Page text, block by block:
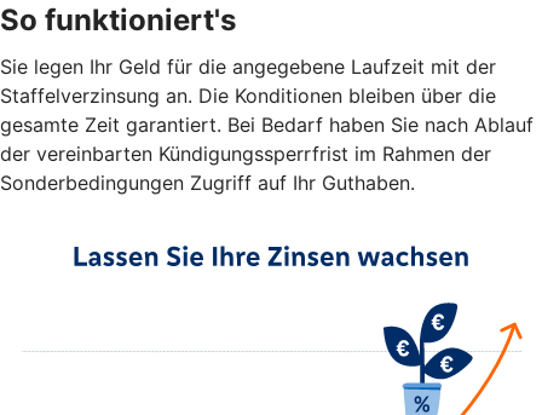
So funktioniert's
Sie legen Ihr Geld für die angegebene Laufzeit mit der
Staffelverzinsung an. Die Konditionen bleiben über die
gesamte Zeit garantiert. Bei Bedarf haben Sie nach Ablauf
der vereinbarten Kündigungssperrfrist im Rahmen der
Sonderbedingungen Zugriff auf Ihr Guthaben.